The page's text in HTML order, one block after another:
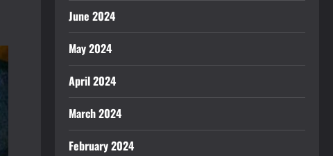
June 2024
May 2024
April 2024
March 2024
February 2024